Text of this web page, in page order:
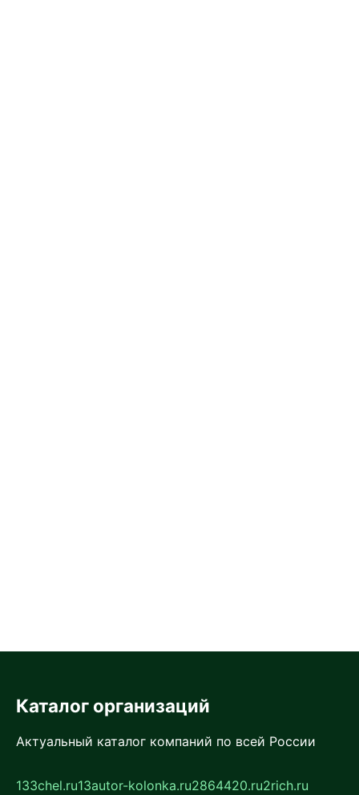
Каталог организаций
Актуальный каталог компаний по всей России
133chel.ru13autor-kolonka.ru2864420.ru2rich.ru